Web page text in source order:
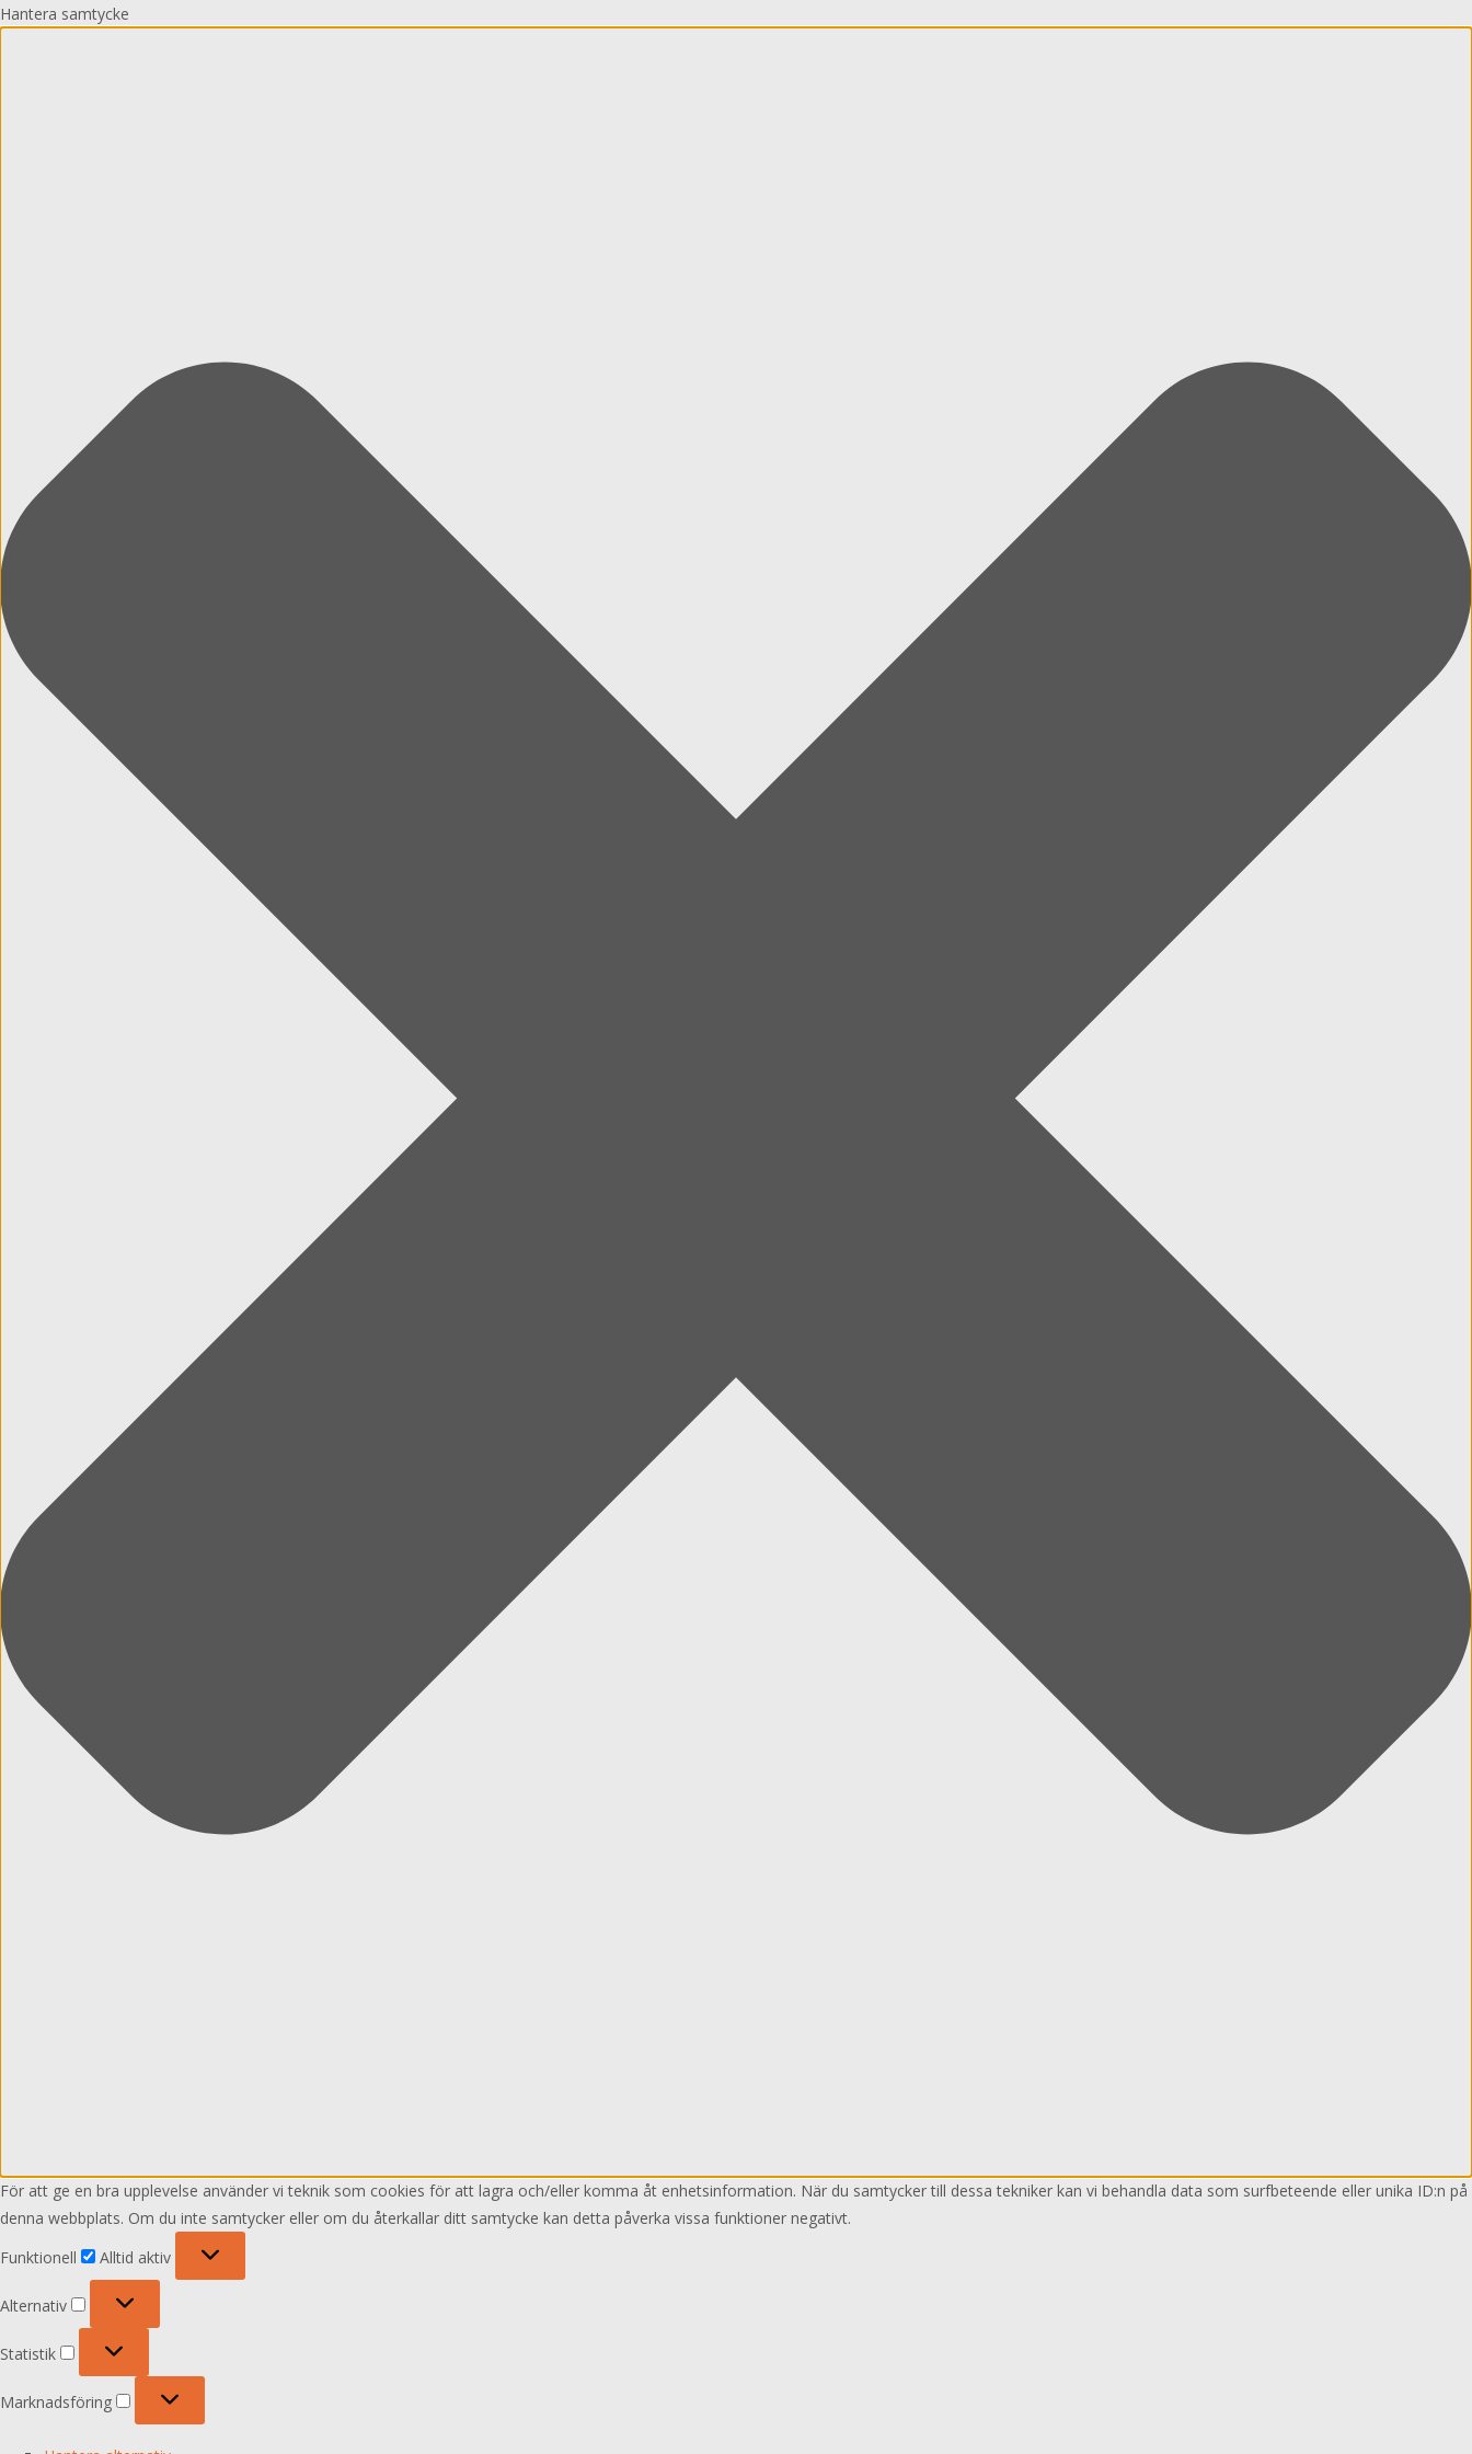
Hantera samtycke
För att ge en bra upplevelse använder vi teknik som cookies för att lagra och/eller komma åt enhetsinformation. När du samtycker till dessa tekniker kan vi behandla data som surfbeteende eller unika ID:n på
denna webbplats. Om du inte samtycker eller om du återkallar ditt samtycke kan detta påverka vissa funktioner negativt.
Funktionell
Alltid aktiv
Alternativ
Alternativ
Statistik
Statistik
Marknadsföring
Marknadsföring